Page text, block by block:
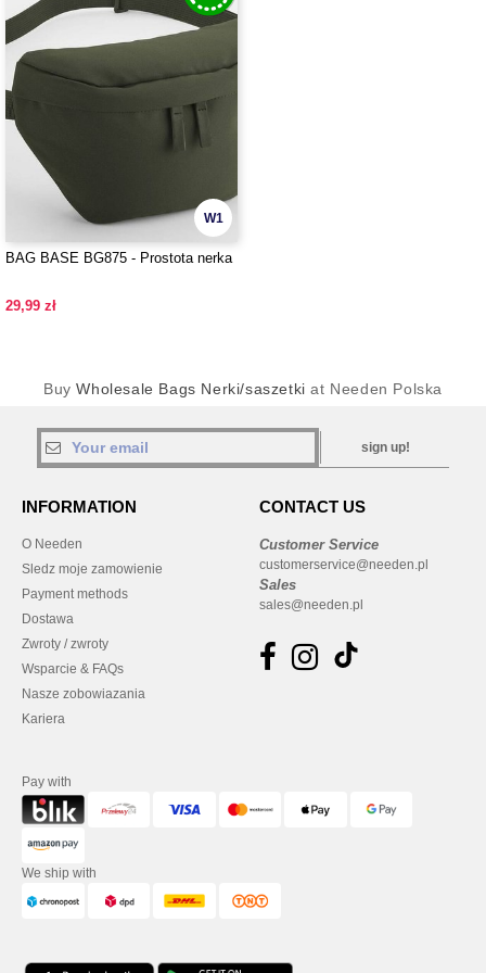
W1
BAG BASE BG875 - Prostota nerka
29,99 zł
BuyWholesale Bags Nerki/saszetki at Needen Polska
sign up!
INFORMATION
O Needen
Sledz moje zamowienie
Payment methods
Dostawa
Zwroty / zwroty
Wsparcie & FAQs
Nasze zobowiazania
Kariera
CONTACT US
Customer Service
customerservice@needen.pl
Sales
sales@needen.pl
Pay with
We ship with